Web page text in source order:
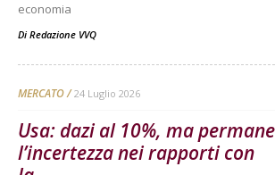
economia
Di Redazione VVQ
MERCATO 24 Luglio 2026
Usa: dazi al 10%, ma permane
l’incertezza nei rapporti con